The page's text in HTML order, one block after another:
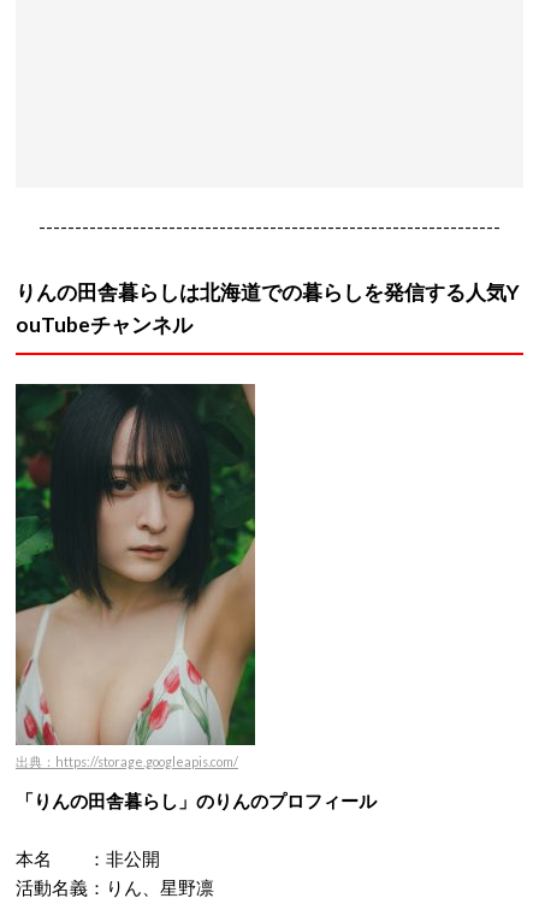
----------------------------------------------------------------
りんの田舎暮らしは北海道での暮らしを発信する人気Y
ouTubeチャンネル
出典：https://storage.googleapis.com/
「りんの田舎暮らし」のりんのプロフィール
本名 ：非公開
活動名義：りん、星野凛